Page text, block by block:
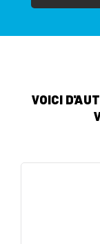
VOICI